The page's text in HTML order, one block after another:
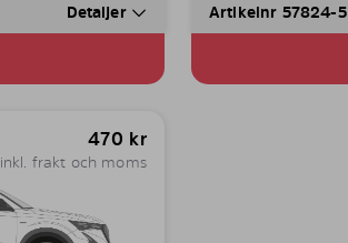
Detaljer Artikelnr 57824-5
470 kr
inkl. frakt och moms